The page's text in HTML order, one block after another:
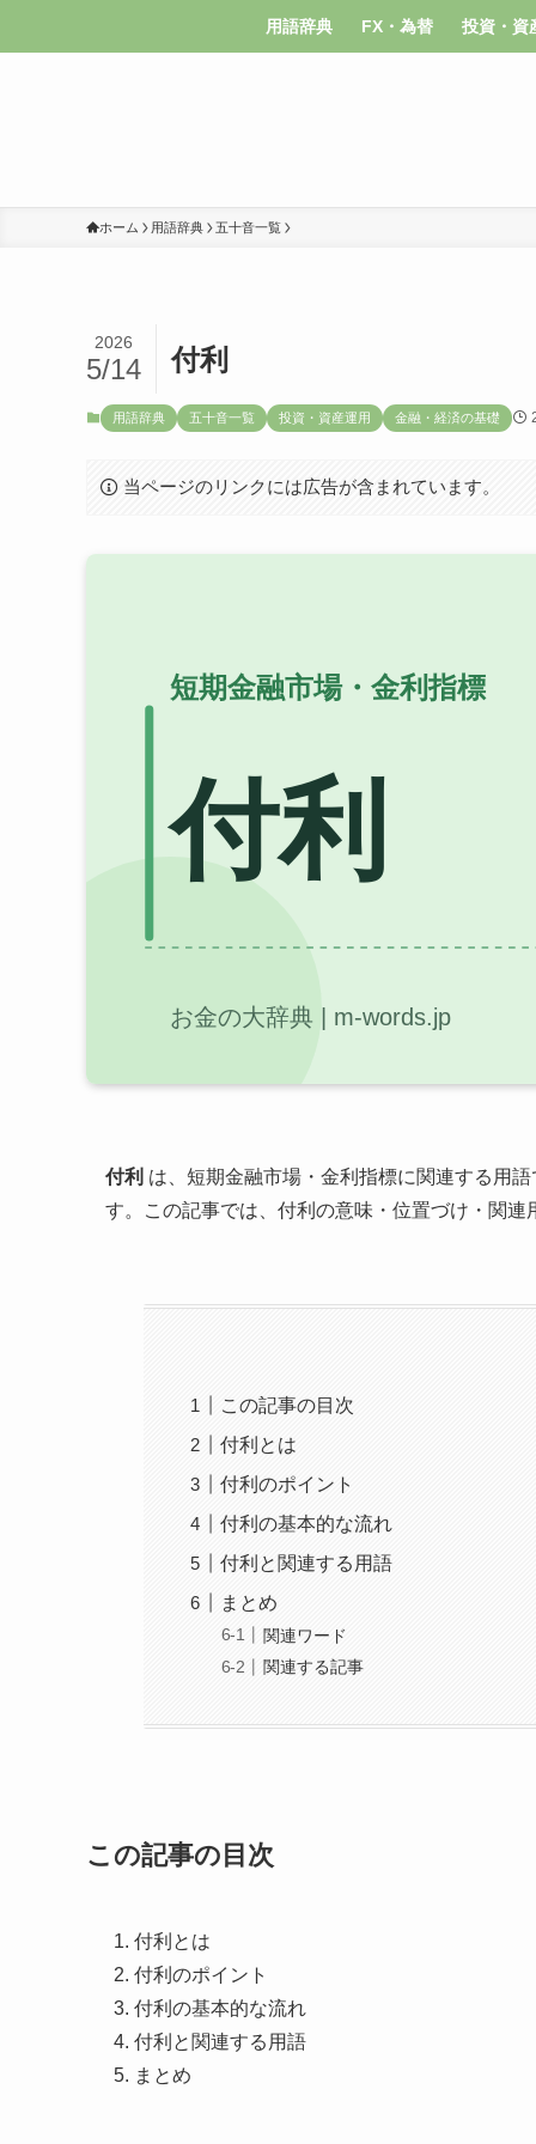
用語辞典 FX・為替 投資・資
ホーム 用語辞典 五十音一覧
付利
2026
5/14
用語辞典 五十音一覧 投資・資産運用 金融・経済の基礎
当ページのリンクには広告が含まれています。
付利 は、短期金融市場・金利指標に関連する用
す。この記事では、付利の意味・位置づけ・関
この記事の目次
付利とは
付利のポイント
付利の基本的な流れ
付利と関連する用語
まとめ
関連ワード
関連する記事
この記事の目次
付利とは
付利のポイント
付利の基本的な流れ
付利と関連する用語
まとめ